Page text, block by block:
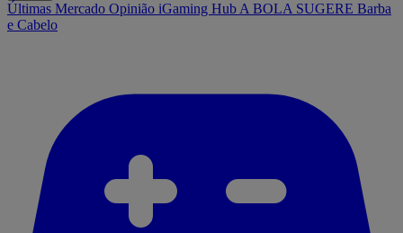
Últimas Mercado Opinião iGaming Hub A BOLA SUGERE Barba
e Cabelo